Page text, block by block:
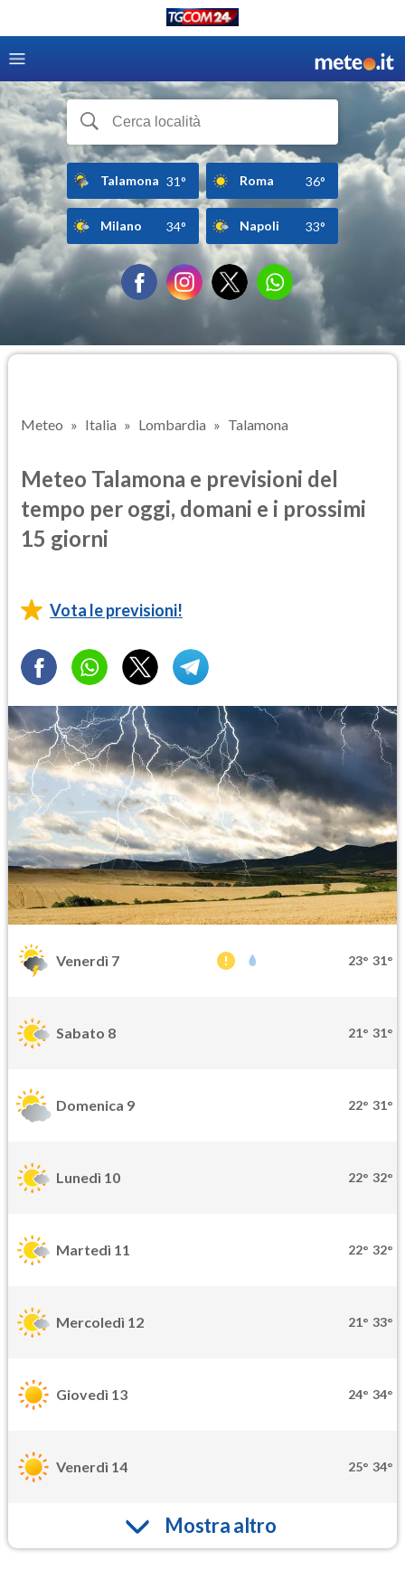
Talamona 31° Roma 36°
Milano 34° Napoli 33°
Meteo Italia Lombardia Talamona
Meteo Talamona e previsioni del
tempo per oggi, domani e i prossimi
15 giorni
Vota le previsioni!
Venerdì 7 23° 31°
Sabato 8 21° 31°
Domenica 9 22° 31°
Lunedì 10 22° 32°
Martedì 11 22° 32°
Mercoledì 12 21° 33°
Giovedì 13 24° 34°
Venerdì 14 25° 34°
Mostra altro